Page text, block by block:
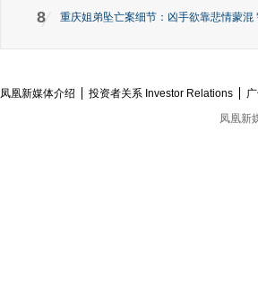
8 重庆姐弟坠亡案细节：凶手欲靠悲情蒙混
凤凰新媒体介绍 投资者关系 Investor Relations
凤凰新